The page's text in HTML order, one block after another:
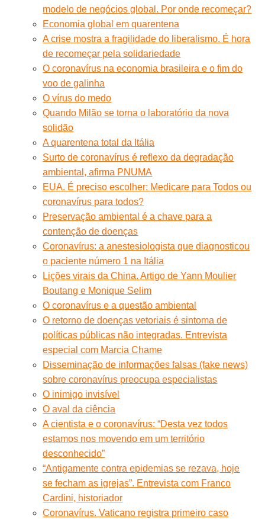
modelo de negócios global. Por onde recomeçar?
Economia global em quarentena
A crise mostra a fragilidade do liberalismo. É hora
de recomeçar pela solidariedade
O coronavírus na economia brasileira e o fim do
voo de galinha
O vírus do medo
Quando Milão se torna o laboratório da nova
solidão
A quarentena total da Itália
Surto de coronavírus é reflexo da degradação
ambiental, afirma PNUMA
EUA. É preciso escolher: Medicare para Todos ou
coronavírus para todos?
Preservação ambiental é a chave para a
contenção de doenças
Coronavírus: a anestesiologista que diagnosticou
o paciente número 1 na Itália
Lições virais da China. Artigo de Yann Moulier
Boutang e Monique Selim
O coronavírus e a questão ambiental
O retorno de doenças vetoriais é sintoma de
políticas públicas não integradas. Entrevista
especial com Marcia Chame
Disseminação de informações falsas (fake news)
sobre coronavírus preocupa especialistas
O inimigo invisível
O aval da ciência
A cientista e o coronavírus: “Desta vez todos
estamos nos movendo em um território
desconhecido”
“Antigamente contra epidemias se rezava, hoje
se fecham as igrejas”. Entrevista com Franco
Cardini, historiador
Coronavírus. Vaticano registra primeiro caso